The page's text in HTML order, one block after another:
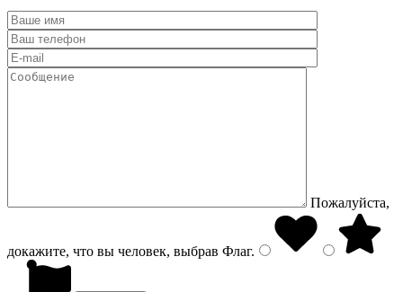
Пожалуйста,
докажите, что вы человек, выбрав Флаг.